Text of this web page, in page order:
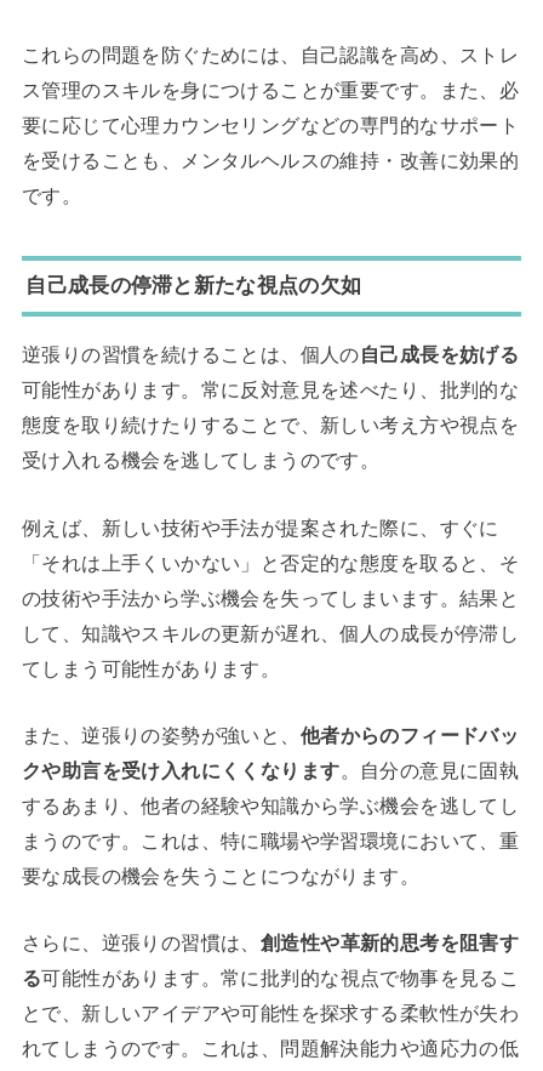
これらの問題を防ぐためには、自己認識を高め、ストレ
ス管理のスキルを身につけることが重要です。また、必
要に応じて心理カウンセリングなどの専門的なサポート
を受けることも、メンタルヘルスの維持・改善に効果的
です。
自己成長の停滞と新たな視点の欠如
逆張りの習慣を続けることは、個人の自己成長を妨げる
可能性があります。常に反対意見を述べたり、批判的な
態度を取り続けたりすることで、新しい考え方や視点を
受け入れる機会を逃してしまうのです。
例えば、新しい技術や手法が提案された際に、すぐに
「それは上手くいかない」と否定的な態度を取ると、そ
の技術や手法から学ぶ機会を失ってしまいます。結果と
して、知識やスキルの更新が遅れ、個人の成長が停滞し
てしまう可能性があります。
また、逆張りの姿勢が強いと、 他者からのフィードバッ
クや助言を受け入れにくくなります。自分の意見に固執
するあまり、他者の経験や知識から学ぶ機会を逃してし
まうのです。これは、特に職場や学習環境において、重
要な成長の機会を失うことにつながります。
さらに、逆張りの習慣は、 創造性や革新的思考を阻害す
る可能性があります。常に批判的な視点で物事を見るこ
とで、新しいアイデアや可能性を探求する柔軟性が失わ
れてしまうのです。これは、問題解決能力や適応力の低